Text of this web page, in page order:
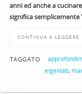
anni ed anche a
significa
CONTINUA A LEGGERE
TAGGATO
eigenlab,